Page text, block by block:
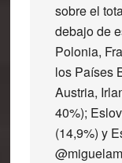
sobre el
debajo de
Polonia,
los Países
Austria,
40%);
(14,9%) y